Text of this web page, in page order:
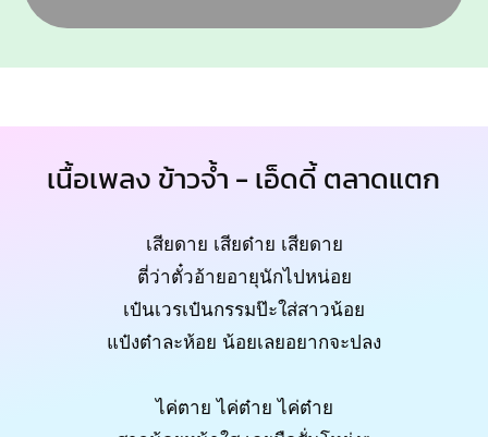
เนื้อเพลง ข้าวจ้ำ - เอ็ดดี้ ตลาดแตก
เสียดาย เสียด๋าย เสียดาย
ตี่ว่าตั๋วอ้ายอายุนักไปหน่อย
เป๋นเวรเป๋นกรรมป๊ะใส่สาวน้อย
แป๋งต๋าละห้อย น้อยเลยอยากจะปลง
ไค่ตาย ไค่ต๋าย ไค่ต๋าย